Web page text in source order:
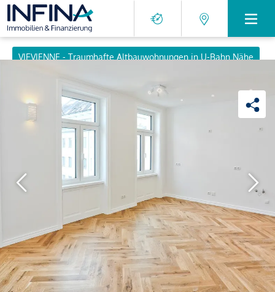
VIEVIENNE - Traumhafte Altbauwohnungen in U-Bahn Nähe